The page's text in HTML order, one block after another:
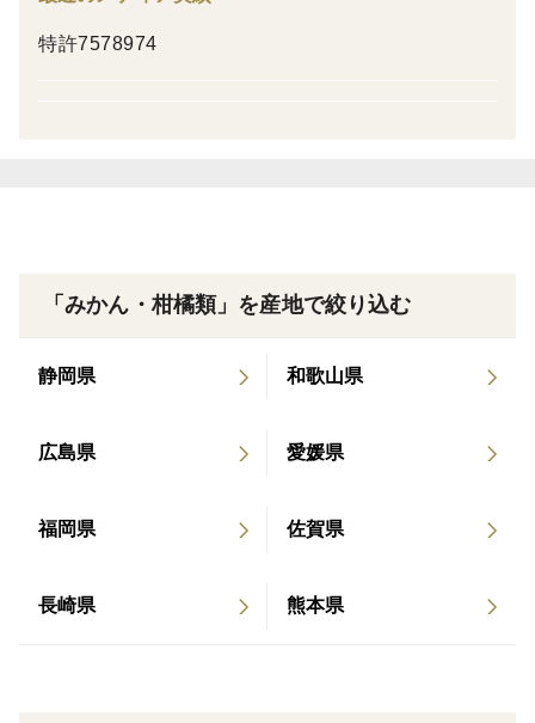
なもの様々です。
防除について
クスなどのポストハーベストはしていません。
日当たりと水はけのよい土地で栽培しています。
特許7578974
「みかん・柑橘類」を産地で絞り込む
静岡県 和歌山県
広島県 愛媛県
福岡県 佐賀県
長崎県 熊本県